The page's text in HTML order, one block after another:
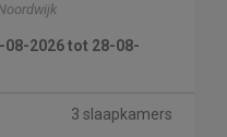
08-2026 tot 28-08-
3 slaapkamers